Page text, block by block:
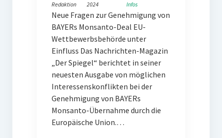
Redaktion
2024
Infos
Neue Fragen zur Genehmigung von
BAYERs Monsanto-Deal EU-
Wettbewerbsbehörde unter
Einfluss Das Nachrichten-Magazin
„Der Spiegel“ berichtet in seiner
neuesten Ausgabe von möglichen
Interessenskonflikten bei der
Genehmigung von BAYERs
Monsanto-Übernahme durch die
Europäische Union.…